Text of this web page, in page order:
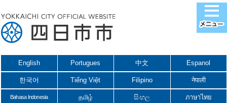
English Portugues 中文 Espanol
한국어 Tiếng Việt Filipino नेपाली
Bahasa Indonesia தமிழ் සිංහල ภาษาไทย